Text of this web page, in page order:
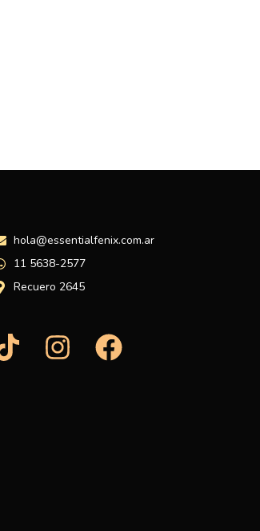
hola@essentialfenix.com.ar
11 5638-2577
Recuero 2645